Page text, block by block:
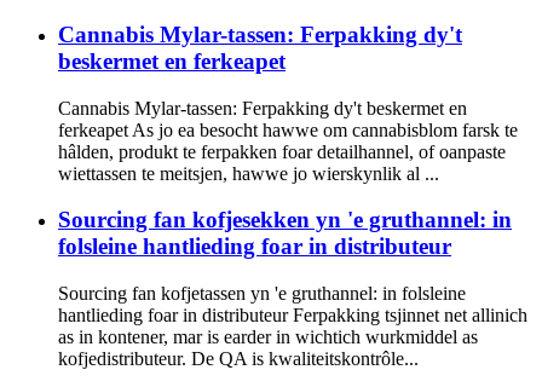
Cannabis Mylar-tassen: Ferpakking dy't
beskermet en ferkeapet
Cannabis Mylar-tassen: Ferpakking dy't beskermet en
ferkeapet As jo ​​​​ea besocht hawwe om cannabisblom farsk te
hâlden, produkt te ferpakken foar detailhannel, of oanpaste
wiettassen te meitsjen, hawwe jo wierskynlik al ...
Sourcing fan kofjesekken yn 'e gruthannel: in
folsleine hantlieding foar in distributeur
Sourcing fan kofjetassen yn 'e gruthannel: in folsleine
hantlieding foar in distributeur Ferpakking tsjinnet net allinich
as in kontener, mar is earder in wichtich wurkmiddel as
kofjedistributeur. De QA is kwaliteitskontrôle...